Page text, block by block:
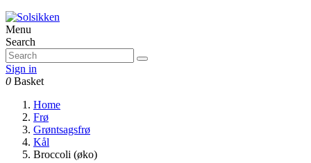
Menu
Search
Sign in
0 Basket
Home
Frø
Grøntsagsfrø
Kål
Broccoli (øko)